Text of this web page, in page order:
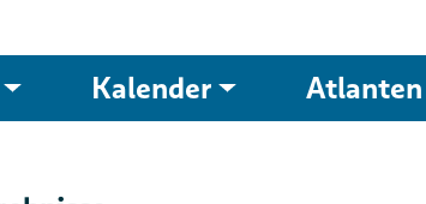
Kalender Atlanten